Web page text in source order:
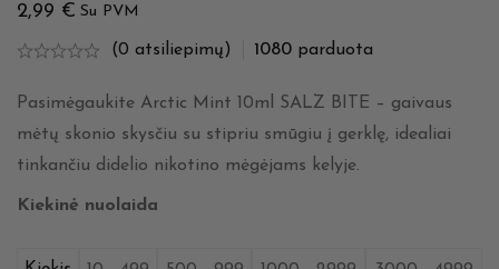
2,99 € Su PVM
(0 atsiliepimų) 1080 parduota
Pasimėgaukite Arctic Mint 10ml SALZ BITE – gaivaus
mėtų skonio skysčiu su stipriu smūgiu į gerklę, idealiai
tinkančiu didelio nikotino mėgėjams kelyje.
Kiekinė nuolaida